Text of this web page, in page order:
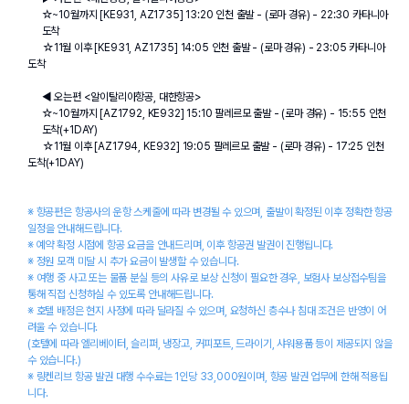
☆~10월까지 [KE931, AZ1735] 13:20 인천 출발 - (로마 경유) - 22:30 카타니아
도착
☆11월 이후 [KE931, AZ1735] 14:05 인천 출발 - (로마 경유) - 23:05 카타니아
도착
◀ 오는편 <알이탈리아항공, 대한항공>
☆~10월까지 [AZ1792, KE932] 15:10 팔레르모 출발 - (로마 경유) - 15:55 인천
도착(+1DAY)
☆11월 이후 [AZ1794, KE932] 19:05 팔레르모 출발 - (로마 경유) - 17:25 인천
도착(+1DAY)
※ 항공편은 항공사의 운항 스케줄에 따라 변경될 수 있으며, 출발이 확정된 이후 정확한 항공
일정을 안내해드립니다.
※ 예약 확정 시점에 항공 요금을 안내드리며, 이후 항공권 발권이 진행됩니다.
※ 정원 모객 미달 시 추가 요금이 발생할 수 있습니다.
※ 여행 중 사고 또는 물품 분실 등의 사유로 보상 신청이 필요한 경우, 보험사 보상접수팀을
통해 직접 신청하실 수 있도록 안내해드립니다.
※ 호텔 배정은 현지 사정에 따라 달라질 수 있으며, 요청하신 층수나 침대 조건은 반영이 어
려울 수 있습니다.
(호텔에 따라 엘리베이터, 슬리퍼, 냉장고, 커피포트, 드라이기, 샤워용품 등이 제공되지 않을
수 있습니다.)
※ 링켄리브 항공 발권 대행 수수료는 1인당 33,000원이며, 항공 발권 업무에 한해 적용됩
니다.